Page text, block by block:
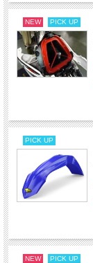
NEW PICK UP
PICK UP
NEW PICK UP